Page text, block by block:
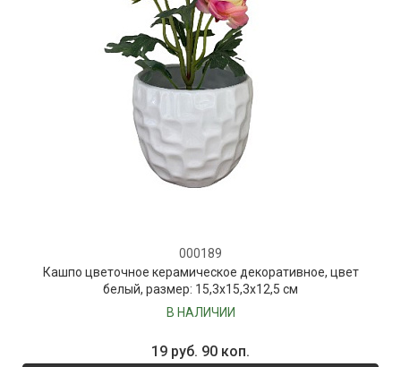
000189
Кашпо цветочное керамическое декоративное, цвет
белый, размер: 15,3x15,3x12,5 см
В НАЛИЧИИ
19 руб. 90 коп.